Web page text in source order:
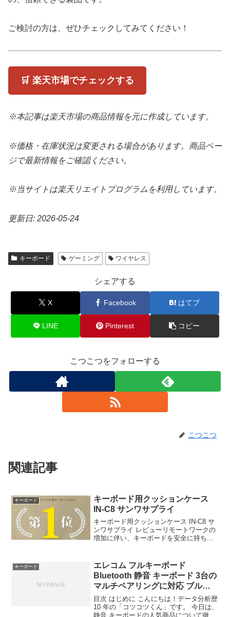
ご検討の方は、ぜひチェックしてみてください！
🛒 楽天市場でチェックする
※本記事は楽天市場の商品情報を元に作成しています。
※価格・在庫状況は変更される場合があります。商品ペー
ジで最新情報をご確認ください。
※当サイトは楽天リエイトプログラムを利用しています。
更新日: 2026-05-24
キーボード ゲーミング ワイヤレス
シェアする
X Facebook はてブ
LINE Pinterest コピー
こつこつをフォローする
こつこつ
関連記事
キーボード
キーボード用クッションケース
IN-C8 サンワサプライ
キーボード用クッションケース IN-C8 サ
ンワサプライ レビューリモートワークの
増加に伴い、キーボードを安全に持ち運
の物理的衝撃は致命傷となり得る。特に
メカニカルスイ...
キーボード
エレコム フルキーボード
Bluetooth 静音 キーボード 3台の
マルチペアリングに対応 ブルー
トゥー
目次 はじめに こんにちは！データ分析歴
10 年の「コツコツくん」です。 今日は、
静音 キーボードの人気商品について徹底